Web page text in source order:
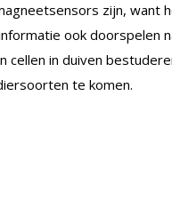
zijn, want
ook doorspelen
cellen in duiven
te komen.